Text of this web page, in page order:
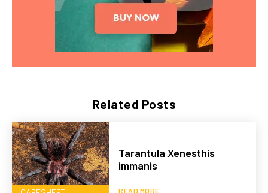
Related Posts
Tarantula Xenesthis
immanis
READ MORE